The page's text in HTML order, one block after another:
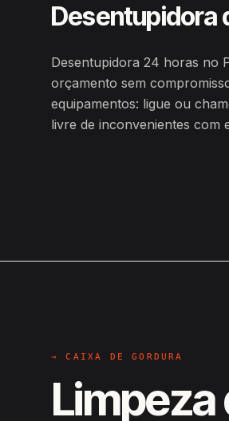
Desentupidora
Desentupidora 24 horas no
orçamento sem
equipamentos: ligue ou
livre de inconvenientes com
→ CAIXA DE GORDURA
Limpeza